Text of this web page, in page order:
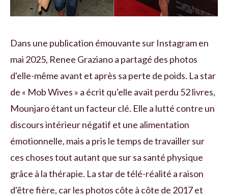
Dans une publication émouvante sur Instagram en
mai 2025, Renee Graziano a partagé des photos
d'elle-même avant et après sa perte de poids. La star
de « Mob Wives » a écrit qu'elle avait perdu 52 livres,
Mounjaro étant un facteur clé. Elle a lutté contre un
discours intérieur négatif et une alimentation
émotionnelle, mais a pris le temps de travailler sur
ces choses tout autant que sur sa santé physique
grâce à la thérapie. La star de télé-réalité a raison
d'être fière, car les photos côte à côte de 2017 et